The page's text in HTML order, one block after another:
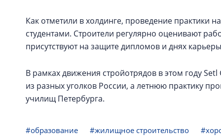
Как отметили в холдинге, проведение практики
студентами. Строители регулярно оценивают
присутствуют на защите дипломов и днях
В рамках движения стройотрядов в этом году
из разных уголков России, а летнюю практику
училищ Петербурга.
#образование #жилищное строительство